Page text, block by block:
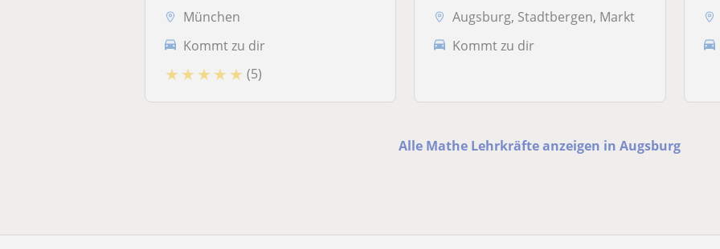
München
Kommt zu dir
★ ★ ★ ★ ★ (5)
Augsburg, Stadtbergen, Markt
Kommt zu dir
Alle Mathe Lehrkräfte anzeigen in Augsburg